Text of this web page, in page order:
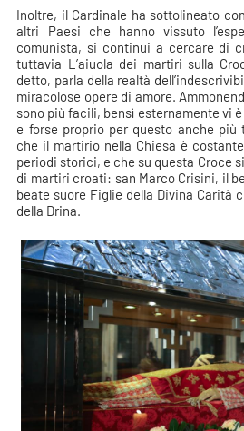
Inoltre, il Cardinale ha sottolineato
altri Paesi che hanno vissuto
comunista, si continui a cercare di
tuttavia L’aiuola dei martiri sulla
detto, parla della realtà
miracolose opere di amore.
sono più facili, bensì esternamente vi
e forse proprio per questo anche
che il martirio nella Chiesa è
periodi storici, e che su questa Croce
di martiri croati: san Marco Crisini, il
beate suore Figlie della Divina Carità
della Drina.